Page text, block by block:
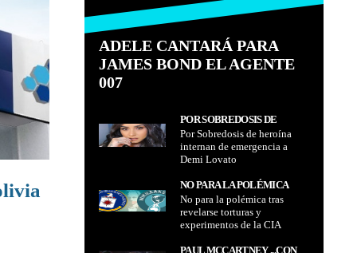
ADELE CANTARÁ PARA
JAMES BOND EL AGENTE
007
POR SOBREDOSIS DE
HEROÍNA INTERNAN DE
EMERGENCIA A DEMI
LOVATO
Por Sobredosis de heroína
internan de emergencia a
Demi Lovato
NO PARA LA POLÉMICA
TRAS REVELARSE
TORTURAS Y
EXPERIMENTOS DE LA CIA
No para la polémica tras
revelarse torturas y
experimentos de la CIA
PAUL MCCARTNEY ...CON